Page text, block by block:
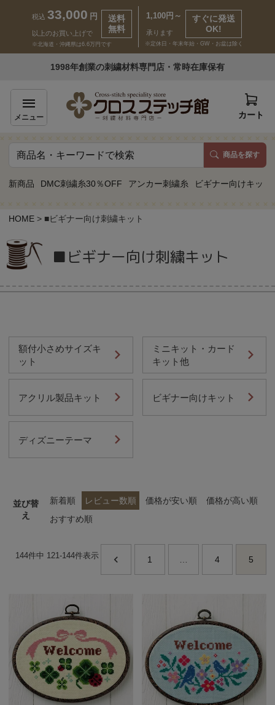
税込 33,000 円
以上のお買い上げで
送料
無料
※北海道・沖縄県は6.6万円です
1,100円～
承ります
すぐに発送
OK!
※定休日・年末年始・GW・お盆は除く
1998年創業の刺繍材料専門店・常時在庫保有
メニュー カート
商品を探す
新商品 DMC刺繍糸30％OFF アンカー刺繍糸 ビギナー向けキット
いらっしゃいませ ゲスト 様
商品一覧
取り扱いブランドから探す
よくあるご質問
送料とお支払い方法について
返品特約について
会員規約について
HOME ■ビギナー向け刺繍キット
■ビギナー向け刺繍キット
額付小さめサイズキ
ット
ミニキット・カード
キット他
アクリル製品キット ビギナー向けキット
ディズニーテーマ
並び替
え
新着順 レビュー数順 価格が安い順
価格が高い順
おすすめ順
144件中 121-144件表示 1 4 5